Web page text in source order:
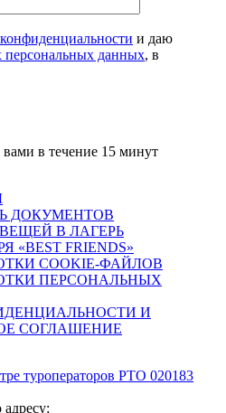
и даю
персональных данных, в
в течение 15 минут
ДОКУМЕНТОВ
В ЛАГЕРЬ
FRIENDS»
COOKIE-ФАЙЛОВ
ПЕРСОНАЛЬНЫХ
И
СОГЛАШЕНИЕ
туроператоров РТО 020183